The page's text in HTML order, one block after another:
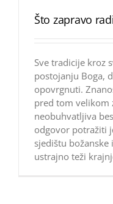
Što zapravo
Sve tradicije kroz
postojanju Boga,
opovrgnuti.
pred tom velikom
neobuhvatljiva
odgovor potražiti
sjedištu
ustrajno teži